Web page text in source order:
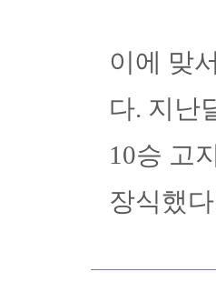
이에 맞
다. 지난
10승 고
장식했